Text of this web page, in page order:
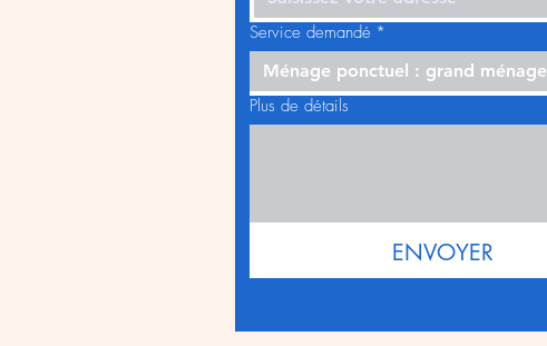
Service demandé *
Ménage ponctuel : grand ménage
Plus de détails
ENVOYER